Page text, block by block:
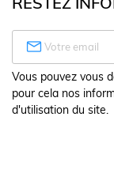

Vous pouvez vous
pour cela nos
d'utilisation du site.